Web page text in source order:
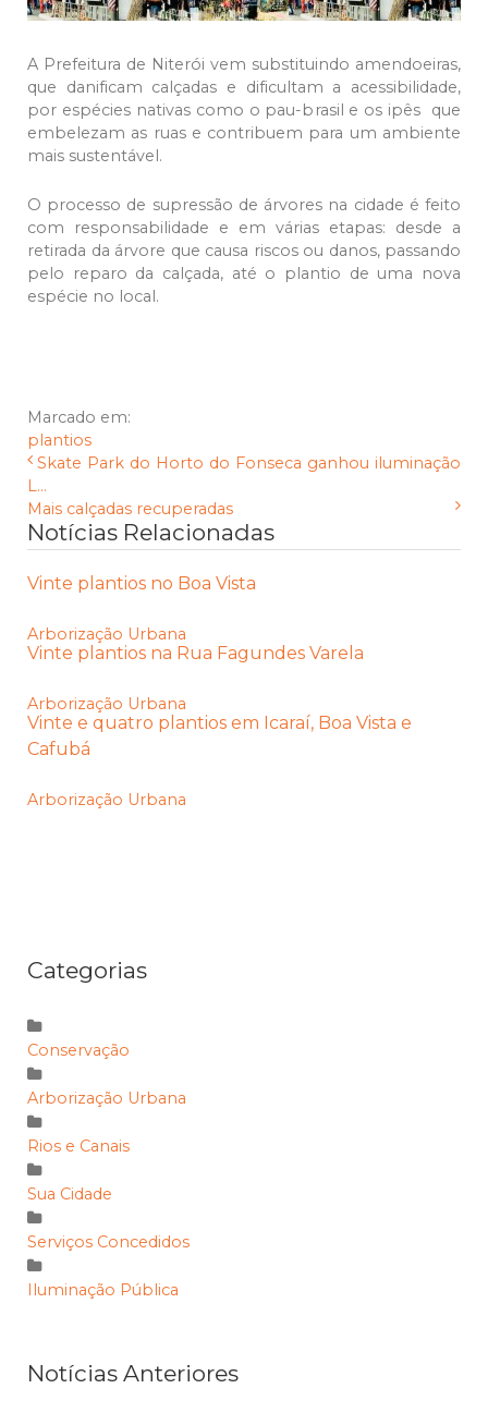
A Prefeitura de Niterói vem substituindo amendoeiras,
que danificam calçadas e dificultam a acessibilidade,
por espécies nativas como o pau-brasil e os ipês que
embelezam as ruas e contribuem para um ambiente
mais sustentável.
O processo de supressão de árvores na cidade é feito
com responsabilidade e em várias etapas: desde a
retirada da árvore que causa riscos ou danos, passando
pelo reparo da calçada, até o plantio de uma nova
espécie no local.
Marcado em:
plantios
Skate Park do Horto do Fonseca ganhou iluminação
L...
Mais calçadas recuperadas
Notícias Relacionadas
Vinte plantios no Boa Vista
Arborização Urbana
Vinte plantios na Rua Fagundes Varela
Arborização Urbana
Vinte e quatro plantios em Icaraí, Boa Vista e
Cafubá
Arborização Urbana
Categorias
Conservação
Arborização Urbana
Rios e Canais
Sua Cidade
Serviços Concedidos
Iluminação Pública
Notícias Anteriores